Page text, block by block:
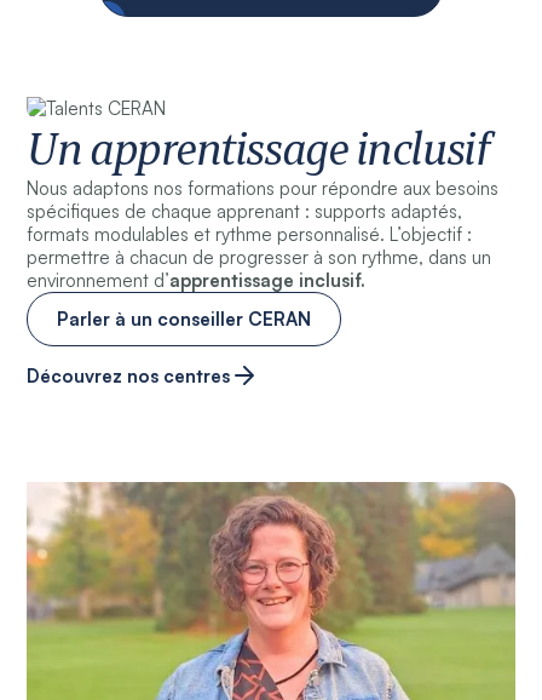
Un apprentissage inclusif
Nous adaptons nos formations pour répondre aux besoins
spécifiques de chaque apprenant : supports adaptés,
formats modulables et rythme personnalisé. L’objectif :
permettre à chacun de progresser à son rythme, dans un
environnement d’apprentissage inclusif.
Parler à un conseiller CERAN
Découvrez nos centres